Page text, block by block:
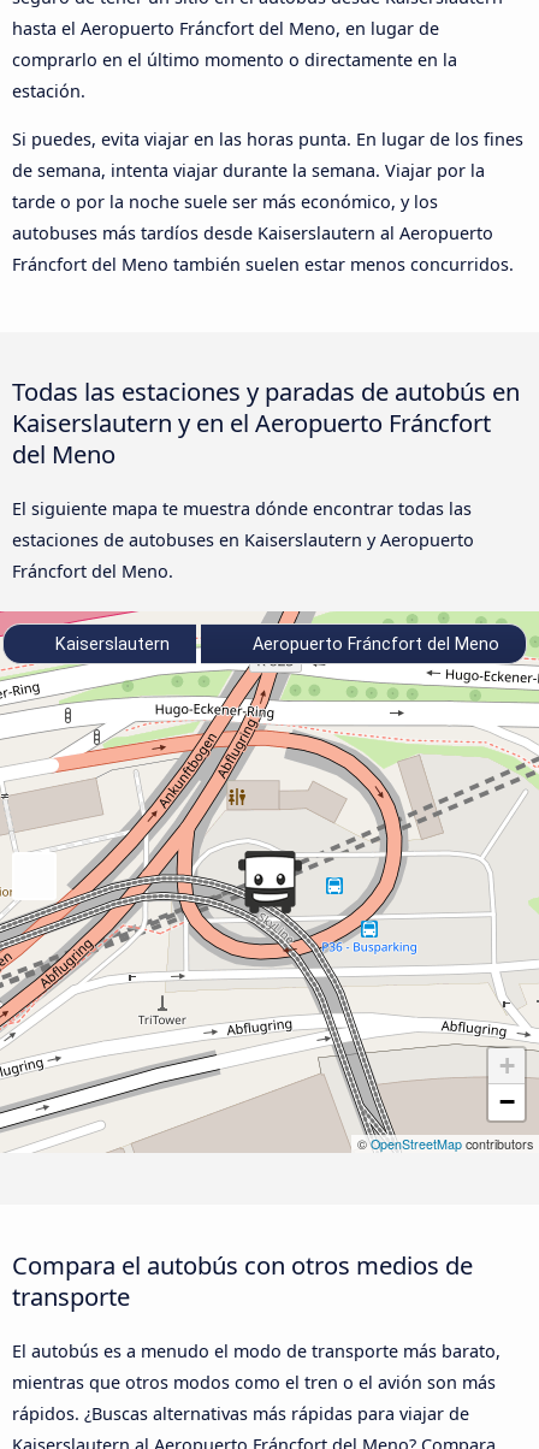
hasta el Aeropuerto Fráncfort del Meno, en lugar de
comprarlo en el último momento o directamente en la
estación.
Si puedes, evita viajar en las horas punta. En lugar de los fines
de semana, intenta viajar durante la semana. Viajar por la
tarde o por la noche suele ser más económico, y los
autobuses más tardíos desde Kaiserslautern al Aeropuerto
Fráncfort del Meno también suelen estar menos concurridos.
Todas las estaciones y paradas de autobús en
Kaiserslautern y en el Aeropuerto Fráncfort
del Meno
El siguiente mapa te muestra dónde encontrar todas las
estaciones de autobuses en Kaiserslautern y Aeropuerto
Fráncfort del Meno.
+
−
©OpenStreetMap contributors
Kaiserslautern Aeropuerto Fráncfort del Meno
Compara el autobús con otros medios de
transporte
El autobús es a menudo el modo de transporte más barato,
mientras que otros modos como el tren o el avión son más
rápidos. ¿Buscas alternativas más rápidas para viajar de
Kaiserslautern al Aeropuerto Fráncfort del Meno? Compara